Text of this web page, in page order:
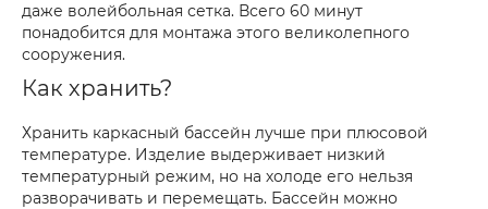
даже волейбольная сетка. Всего 60 минут
понадобится для монтажа этого великолепного
сооружения.
Как хранить?
Хранить каркасный бассейн лучше при плюсовой
температуре. Изделие выдерживает низкий
температурный режим, но на холоде его нельзя
разворачивать и перемещать. Бассейн можно